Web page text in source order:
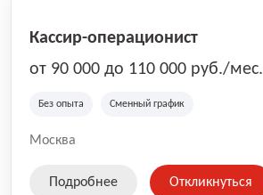
Кассир-операционист
от 90 000 до 110 000 руб./мес.
Без опыта Сменный график
Москва
Подробнее Откликнуться